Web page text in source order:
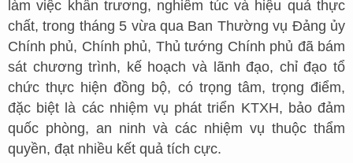
làm việc khẩn trương, nghiêm túc và hiệu quả thực
chất, trong tháng 5 vừa qua Ban Thường vụ Đảng ủy
Chính phủ, Chính phủ, Thủ tướng Chính phủ đã bám
sát chương trình, kế hoạch và lãnh đạo, chỉ đạo tổ
chức thực hiện đồng bộ, có trọng tâm, trọng điểm,
đặc biệt là các nhiệm vụ phát triển KTXH, bảo đảm
quốc phòng, an ninh và các nhiệm vụ thuộc thẩm
quyền, đạt nhiều kết quả tích cực.